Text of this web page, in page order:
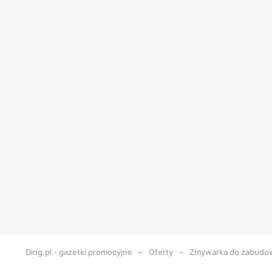
Ding.pl - gazetki promocyjne Oferty Zmywarka do